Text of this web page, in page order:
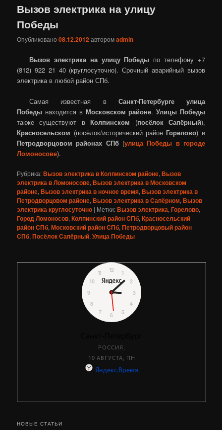
Вызов электрика на улицу
Победы
Опубликовано08.12.2012авторомadmin
Вызов электрика на улицу Победы по телефону +7
(812) 922 21 40 (круглосуточно). Срочный аварийный вызов
электрика в любой район СПб.
Самая известная в Санкт-Петербурге улица
Победы находится в Московском районе.Улицы Победы
также существуют в Колпинском (посёлок Сапёрный),
Красносельском (посёлок/исторический район Горелово) и
Петродворцовом районах СПб (улица Победы в городе
Ломоносове).
Рубрика:Вызов электрика в Колпинском районе,Вызов
электрика в Ломоносове,Вызов электрика в Московском
районе,Вызов электрика в ночное время,Вызов электрика в
Петродворцовом районе,Вызов электрика в Сапёрном,Вызов
электрика круглосуточно | Метки:Вызов электрика,Горелово,
Город Ломоносов,Колпинский район СПб,Красносельский
район СПб,Московский район СПб,Петродворцовый район
СПб,Посёлок Сапёрный,Улица Победы
НОВЫЕ СТАТЬИ